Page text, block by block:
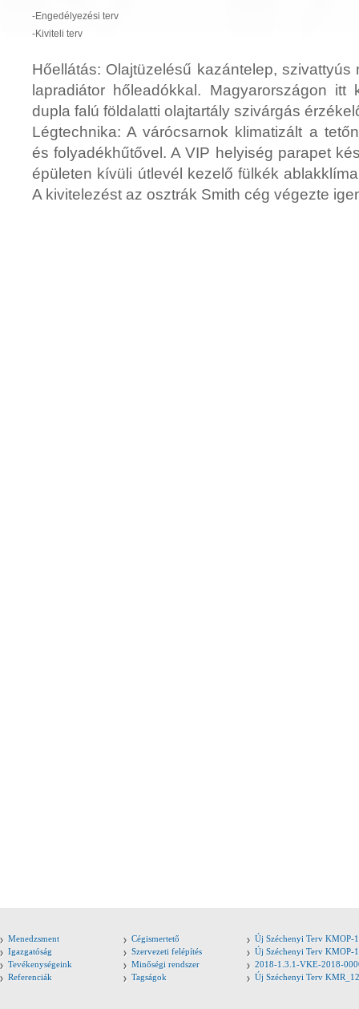
-Engedélyezési terv
-Kiviteli terv
Hőellátás: Olajtüzelésű kazántelep,
lapradiátor hőleadókkal. Magyarországon itt
dupla falú földalatti olajtartály szivárgás
Légtechnika: A várócsarnok klimatizált a
és folyadékhűtővel. A VIP helyiség parapet
épületen kívüli útlevél kezelő fülkék
A kivitelezést az osztrák Smith cég végezte
Menedzsment Cégismertető
Új Széchenyi Terv
Igazgatóság
Szervezeti felépítés
Új Széchenyi Terv KMOP-
Tevékenységeink
Minőségi rendszer
2018-1.3.1-VKE-2018-
Referenciák
Tagságok Új Széchenyi Terv